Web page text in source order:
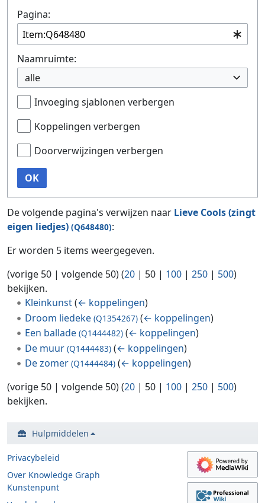
Pagina:
Naamruimte:
alle
Invoeging sjablonen verbergen
Koppelingen verbergen
Doorverwijzingen verbergen
OK
De volgende pagina's verwijzen naar Lieve Cools (zingt
eigen liedjes) (Q648480):
Er worden 5 items weergegeven.
(vorige 50 | volgende 50) (20 | 50 | 100 | 250 | 500)
bekijken.
Kleinkunst(← koppelingen)
Droom liedeke (Q1354267) (← koppelingen)
Een ballade (Q1444482) (← koppelingen)
De muur (Q1444483) (← koppelingen)
De zomer (Q1444484) (← koppelingen)
(vorige 50 | volgende 50) (20 | 50 | 100 | 250 | 500)
bekijken.
Hulpmiddelen
Privacybeleid
Over Knowledge Graph
Kunstenpunt